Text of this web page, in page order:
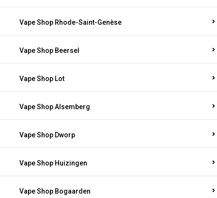
Vape Shop Rhode-Saint-Genèse
Vape Shop Beersel
Vape Shop Lot
Vape Shop Alsemberg
Vape Shop Dworp
Vape Shop Huizingen
Vape Shop Bogaarden